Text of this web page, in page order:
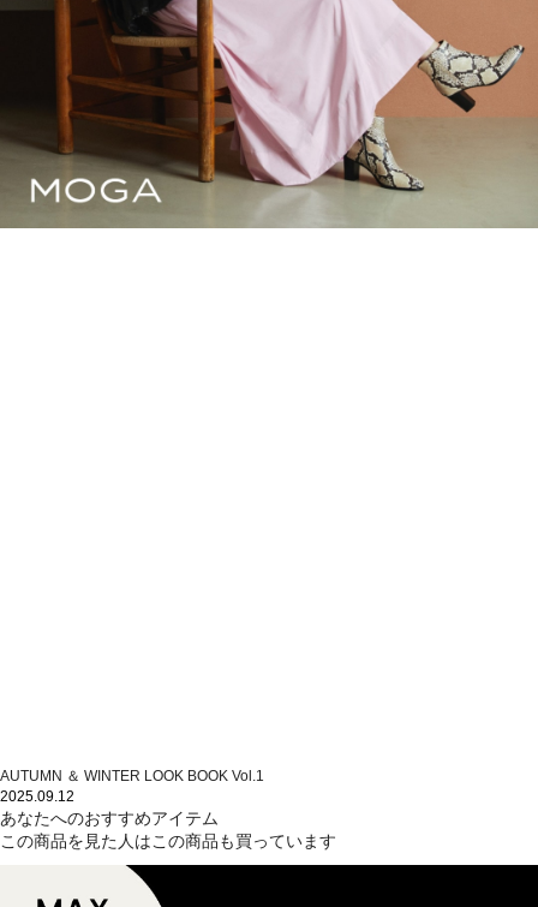
AUTUMN ＆ WINTER LOOK BOOK Vol.1
2025.09.12
あなたへのおすすめアイテム
この商品を見た人はこの商品も買っています